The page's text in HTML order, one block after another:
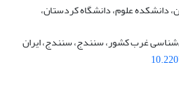
دانشکده علوم، دانشگاه کردستان،
غرب کشور، سنندج، سنندج، ایران